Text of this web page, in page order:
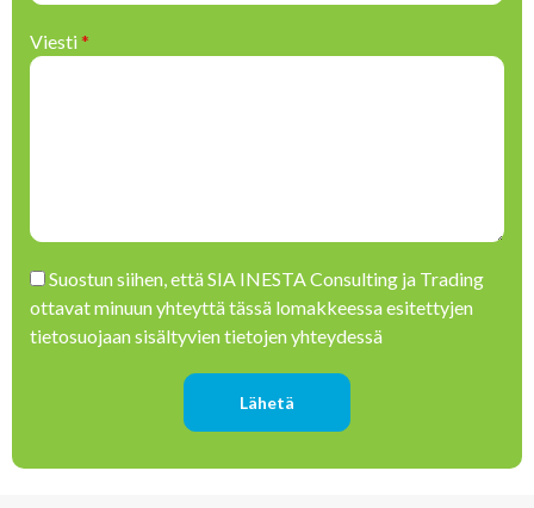
Viesti*
Please leave this field empty.
Suostun siihen, että SIA INESTA Consulting ja Trading
ottavat minuun yhteyttä tässä lomakkeessa esitettyjen
tietosuojaan sisältyvien tietojen yhteydessä